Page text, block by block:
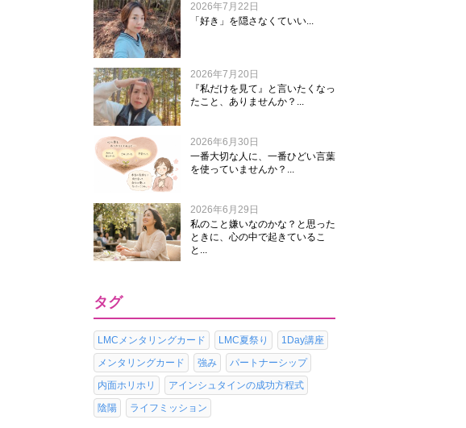
2026年7月22日
「好き」を隠さなくていい...
2026年7月20日
『私だけを見て』と言いたくなっ
たこと、ありませんか？...
2026年6月30日
一番大切な人に、一番ひどい言葉
を使っていませんか？...
2026年6月29日
私のこと嫌いなのかな？と思った
ときに、心の中で起きているこ
と...
タグ
LMCメンタリングカード LMC夏祭り
1Day講座
メンタリングカード
強み
パートナーシップ
内面ホリホリ
アインシュタインの成功方程式
陰陽
ライフミッション